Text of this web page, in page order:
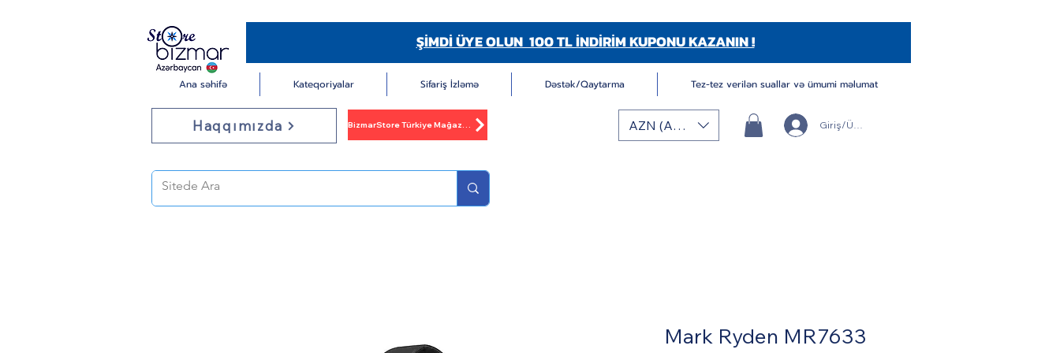
ŞİMDİ ÜYE OLUN 100 TL İNDİRİM KUPONU KAZANIN !
Ana səhifə Kateqoriyalar Sifariş İzləmə Dəstək/Qaytarma Tez-tez verilən suallar və ümumi məlumat
Haqqımızda BizmarStore Türkiye Mağazası AZN (AZN) Giriş/Üye Ol
Mark Ryden MR7633